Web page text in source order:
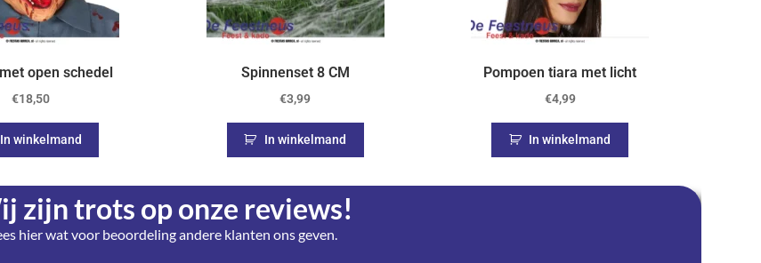
open schedel
€18,50
In winkelmand
Spinnenset 8 CM
€3,99
In winkelmand
Pompoen tiara met licht
€4,99
In winkelmand
zijn trots op onze reviews!
hier wat voor beoordeling andere klanten ons geven.